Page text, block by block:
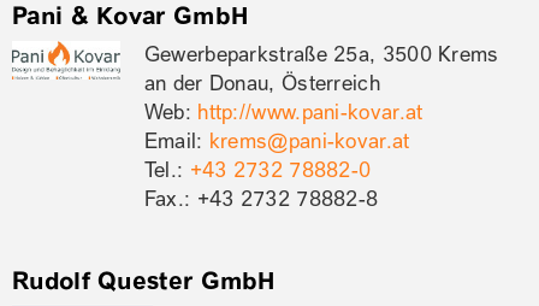
Pani & Kovar GmbH
Gewerbeparkstraße 25a, 3500 Krems
an der Donau, Österreich
Web: http://www.pani-kovar.at
Email: krems@pani-kovar.at
Tel.: +43 2732 78882-0
Fax.: +43 2732 78882-8
Rudolf Quester GmbH